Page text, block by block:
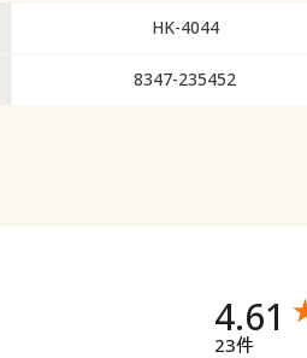
HK-4044
8347-235452
4.61
23件